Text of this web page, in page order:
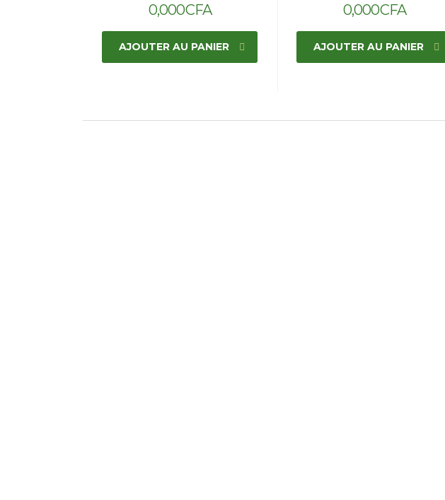
0,000CFA
AJOUTER AU PANIER
0,000CFA
AJOUTER AU PANIER